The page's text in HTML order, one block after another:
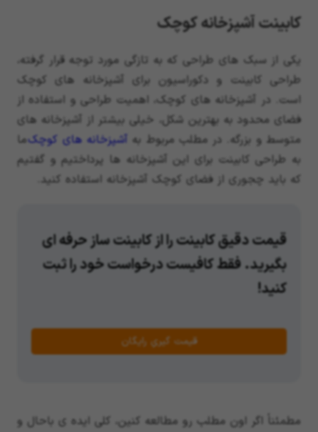
کابینت آشپزخانه کوچک
یکی از سبک های طراحی که به تازگی مورد توجه قرار گرفته،
طراحی کابینت و دکوراسیون برای آشپزخانه های کوچک
است. در آشپزخانه های کوچک، اهمیت طراحی و استفاده از
فضای محدود به بهترین شکل، خیلی بیشتر از آشپزخانه های
متوسط و بزرگه. در مطلب مربوط به آشپزخانه های کوچکما
به طراحی کابینت برای این آشپزخانه ها پرداختیم و گفتیم
که باید چجوری از فضای کوچک آشپزخانه استفاده کنید.
قیمت دقیق کابینت را از کابینت ساز حرفه ای
بگیرید. فقط کافیست درخواست خود را ثبت
کنید!
قیمت گیریِ رایگان
مطمئناً اگر اون مطلب رو مطالعه کنین، کلی ایده ی باحال و